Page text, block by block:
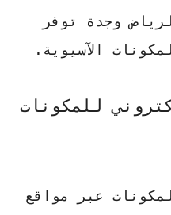
وجدة توفر
الآسيوية.
للمكونات
عبر مواقع